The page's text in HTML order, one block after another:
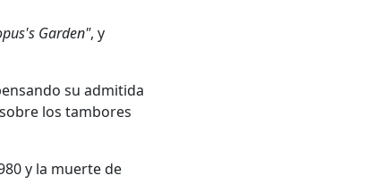
Garden", y
su admitida
los tambores
y la muerte de